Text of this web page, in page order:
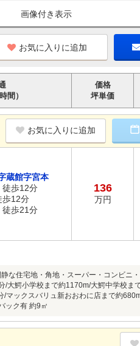
画像付き表示
お気に入りに追加
間）
価格
坪単価
お気に入りに追加
蔵館字宮本
徒歩12分
歩12分
徒歩21分
136
万円
な住宅地・角地・スーパー・コンビニ
/大鰐小学校まで約1170m/大鰐中学校
マックスバリュ新おおわに店まで約
ック有 約9㎡